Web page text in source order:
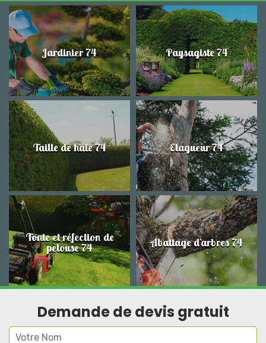
Jardinier 74 Paysagiste 74
Taille de haie 74 Elagueur 74
Tonte et réfection de
pelouse 74 Abattage d'arbres 74
Demande de devis gratuit